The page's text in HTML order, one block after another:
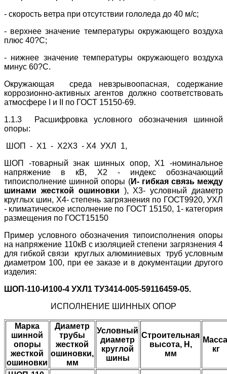
- скорость ветра при отсутствии гололеда до 40 м/с;
- верхнее значение температуры окружающего воздуха
плюс 40?С;
- нижнее значение температуры окружающего воздуха
минус 60?С.
Окружающая среда невзрывоопасная, содержание
коррозионно-активных агентов должно соответствовать
атмосфере I и II по ГОСТ 15150-69.
1.1.3 Расшифровка условного обозначения шинной
опоры:
ШОП - Х1 - Х2X3 - Х4 УХЛ 1,
ШОП -товарный знак шинных опор, Х1 -номинальное
напряжение в кВ, Х2 - индекс обозначающий
типоисполнение шинной опоры (И- гибкая связь между
шинами жесткой ошиновки ), X3- условный диаметр
круглых шин, Х4- степень загрязнения по ГОСТ9920, УХЛ
- климатическое исполнение по ГОСТ 15150, 1- категория
размещения по ГОСТ15150
Пример условного обозначения типоисполнения опоры
на напряжение 110кВ с изоляцией степени загрязнения 4
для гибкой связи круглых алюминиевых труб условным
диаметром 100, при ее заказе и в документации другого
изделия:
ШОП-110-И100-4 УХЛ1 ТУ3414-005-59116459-05.
ИСПОЛНЕНИЕ ШИННЫХ ОПОР
Марка
шинной
опоры
жесткой
ошиновки
Диаметр
трубы
жесткой
ошиновки,
мм
Условный
диаметр
круглой
шины
Строительная
высота, Н,
мм
кг